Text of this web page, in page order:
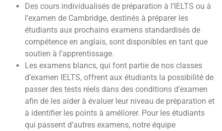
Des cours individualisés de préparation à l’IELTS ou à
l’examen de Cambridge, destinés à préparer les
étudiants aux prochains examens standardisés de
compétence en anglais, sont disponibles en tant que
soutien à l’apprentissage.
Les examens blancs, qui font partie de nos classes
d’examen IELTS, offrent aux étudiants la possibilité de
passer des tests réels dans des conditions d’examen
afin de les aider à évaluer leur niveau de préparation et
à identifier les points à améliorer. Pour les étudiants
qui passent d’autres examens, notre équipe